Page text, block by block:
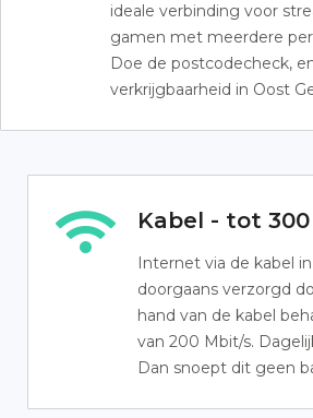
ideale verbinding voor
gamen met meerdere
Doe de postcodecheck,
verkrijgbaarheid in Oost
Kabel - tot 300
Internet via de kabel
doorgaans verzorgd
hand van de kabel
van 200 Mbit/s.
Dan snoept dit geen